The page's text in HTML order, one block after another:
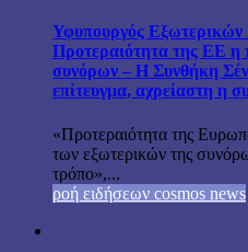
Υφυπουργός Εξωτερικών
Προτεραιότητα της ΕΕ η
συνόρων – Η Συνθήκη
επίτευγμα, αχρείαστη η
«Προτεραιότητα της
των εξωτερικών της
τρόπο»,...
ροή ειδήσεων cosmos news